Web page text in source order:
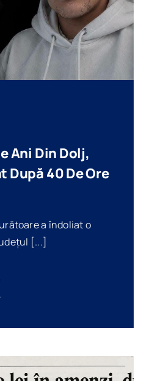
Ani Din Dolj,
După 40 De Ore
a îndoliat o
[...]